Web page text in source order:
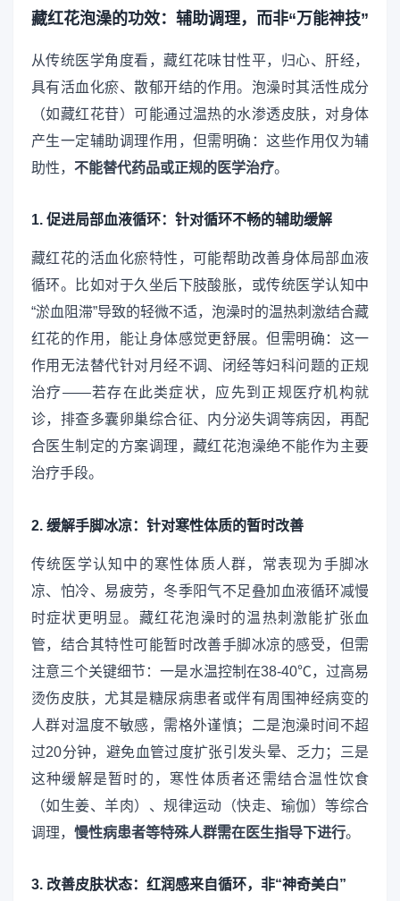
藏红花泡澡的功效：辅助调理，而非“万能神技”
从传统医学角度看，藏红花味甘性平，归心、肝经，
具有活血化瘀、散郁开结的作用。泡澡时其活性成分
（如藏红花苷）可能通过温热的水渗透皮肤，对身体
产生一定辅助调理作用，但需明确：这些作用仅为辅
助性， 不能替代药品或正规的医学治疗。
1. 促进局部血液循环：针对循环不畅的辅助缓解
藏红花的活血化瘀特性，可能帮助改善身体局部血液
循环。比如对于久坐后下肢酸胀，或传统医学认知中
“淤血阻滞”导致的轻微不适，泡澡时的温热刺激结合藏
红花的作用，能让身体感觉更舒展。但需明确：这一
作用无法替代针对月经不调、闭经等妇科问题的正规
治疗——若存在此类症状，应先到正规医疗机构就
诊，排查多囊卵巢综合征、内分泌失调等病因，再配
合医生制定的方案调理，藏红花泡澡绝不能作为主要
治疗手段。
2. 缓解手脚冰凉：针对寒性体质的暂时改善
传统医学认知中的寒性体质人群，常表现为手脚冰
凉、怕冷、易疲劳，冬季阳气不足叠加血液循环减慢
时症状更明显。藏红花泡澡时的温热刺激能扩张血
管，结合其特性可能暂时改善手脚冰凉的感受，但需
注意三个关键细节：一是水温控制在38-40℃，过高易
烫伤皮肤，尤其是糖尿病患者或伴有周围神经病变的
人群对温度不敏感，需格外谨慎；二是泡澡时间不超
过20分钟，避免血管过度扩张引发头晕、乏力；三是
这种缓解是暂时的，寒性体质者还需结合温性饮食
（如生姜、羊肉）、规律运动（快走、瑜伽）等综合
调理， 慢性病患者等特殊人群需在医生指导下进行。
3. 改善皮肤状态：红润感来自循环，非“神奇美白”